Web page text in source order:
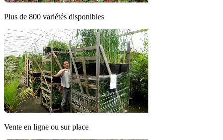
Plus de 800 variétés disponibles
Vente en ligne ou sur place